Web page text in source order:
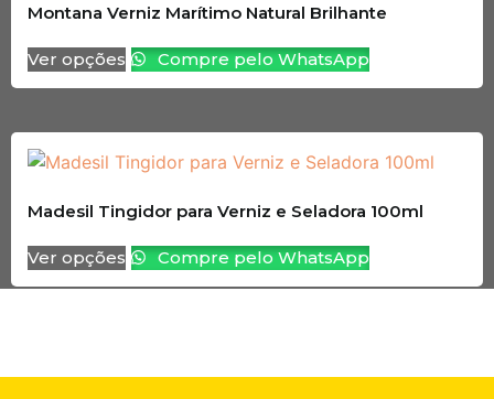
Montana Verniz Marítimo Natural Brilhante
Ver opções Compre pelo WhatsApp
Madesil Tingidor para Verniz e Seladora 100ml
Ver opções Compre pelo WhatsApp